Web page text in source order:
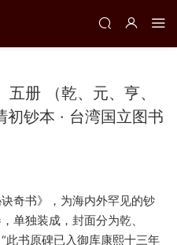
五册 （乾、元、亨、
初钞本 · 台湾国立图书
奇书》，为海内外罕见的钞
单独装成，封面分为乾、
此书原碑已入御库康熙十三年